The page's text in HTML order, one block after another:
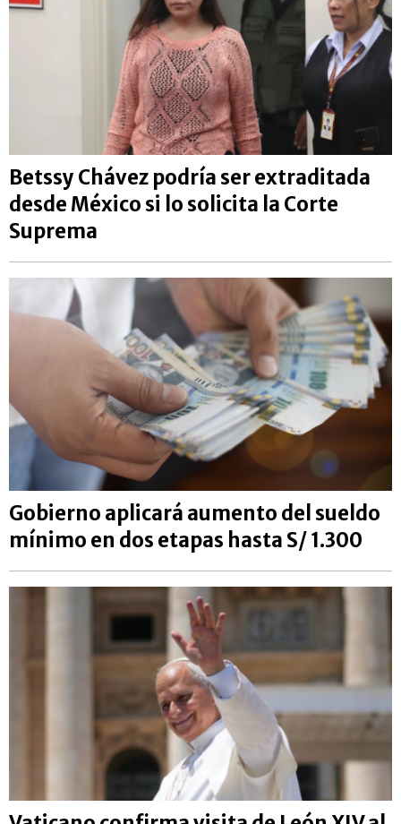
Betssy Chávez podría ser extraditada
desde México si lo solicita la Corte
Suprema
Gobierno aplicará aumento del sueldo
mínimo en dos etapas hasta S/ 1.300